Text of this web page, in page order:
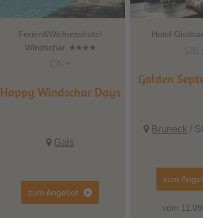
Ferien&Wellnesshotel
Windschar
Happy Windschar Days
Gais
zum Angebot
Hotel
Golden
Bruneck /
zum
vom